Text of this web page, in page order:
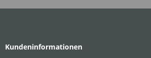
Kundeninformationen